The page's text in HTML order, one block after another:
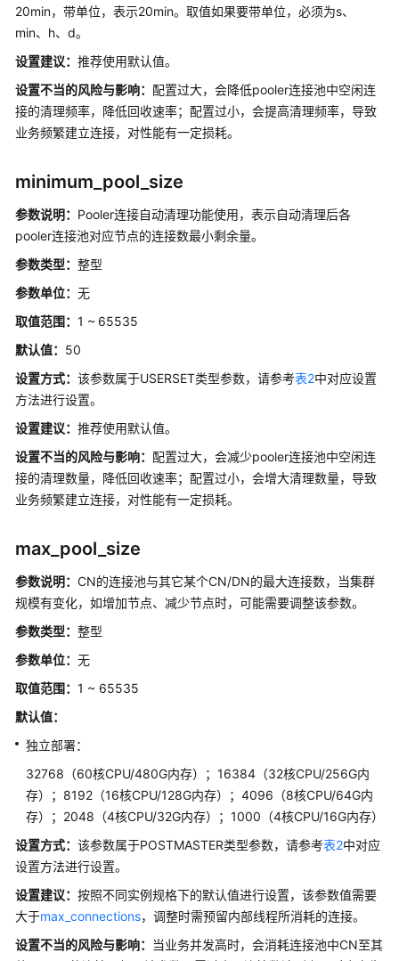
据
库
系
概
述
数
库
安
全
数
据
用
入
开
发
设
议
应
程
序
发
SQL
调
优
南
SQL
参
考
20min，带单位，表示20min。取值如果要带单位，必须为s、
min、h、d。
设置建议： 推荐使用默认值。
设置不当的风险与影响： 配置过大，会降低pooler连接池中空闲连
接的清理频率，降低回收速率；配置过小，会提高清理频率，导致
业务频繁建立连接，对性能有一定损耗。
minimum_pool_size
参数说明： Pooler连接自动清理功能使用，表示自动清理后各
pooler连接池对应节点的连接数最小剩余量。
参数类型： 整型
参数单位： 无
取值范围： 1 ~ 65535
默认值： 50
设置方式： 该参数属于USERSET类型参数，请参考表2中对应设置
方法进行设置。
设置建议： 推荐使用默认值。
设置不当的风险与影响： 配置过大，会减少pooler连接池中空闲连
接的清理数量，降低回收速率；配置过小，会增大清理数量，导致
业务频繁建立连接，对性能有一定损耗。
max_pool_size
参数说明： CN的连接池与其它某个CN/DN的最大连接数，当集群
规模有变化，如增加节点、减少节点时，可能需要调整该参数。
参数类型： 整型
参数单位： 无
取值范围： 1 ~ 65535
默认值：
独立部署：
32768（60核CPU/480G内存）；16384（32核CPU/256G内
存）；8192（16核CPU/128G内存）；4096（8核CPU/64G内
存）；2048（4核CPU/32G内存）；1000（4核CPU/16G内存）
设置方式： 该参数属于POSTMASTER类型参数，请参考表2中对应
设置方法进行设置。
设置建议： 按照不同实例规格下的默认值进行设置，该参数值需要
大于max_connections，调整时需预留内部线程所消耗的连接。
设置不当的风险与影响： 当业务并发高时，会消耗连接池中CN至其